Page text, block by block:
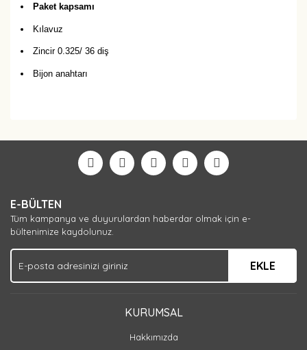
Paket kapsamı
Kılavuz
Zincir 0.325/ 36 diş
Bijon anahtarı
Yorum Yaz
E-BÜLTEN
Tüm kampanya ve duyurulardan haberdar olmak için e-
bültenimize kaydolunuz.
EKLE
KURUMSAL
Hakkımızda